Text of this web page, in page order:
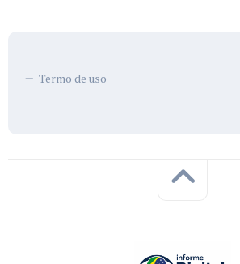
Termo de uso